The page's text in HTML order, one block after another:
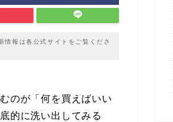
報は各公式サイトをご覧くださ
のが「何を買えばいい
的に洗い出してみる